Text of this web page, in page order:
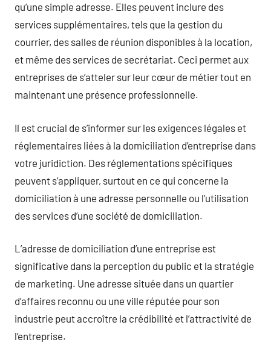
qu’une simple adresse. Elles peuvent inclure des
services supplémentaires, tels que la gestion du
courrier, des salles de réunion disponibles à la location,
et même des services de secrétariat. Ceci permet aux
entreprises de s’atteler sur leur cœur de métier tout en
maintenant une présence professionnelle.
Il est crucial de s’informer sur les exigences légales et
réglementaires liées à la domiciliation d’entreprise dans
votre juridiction. Des réglementations spécifiques
peuvent s’appliquer, surtout en ce qui concerne la
domiciliation à une adresse personnelle ou l’utilisation
des services d’une société de domiciliation.
L’adresse de domiciliation d’une entreprise est
significative dans la perception du public et la stratégie
de marketing. Une adresse située dans un quartier
d’affaires reconnu ou une ville réputée pour son
industrie peut accroître la crédibilité et l’attractivité de
l’entreprise.